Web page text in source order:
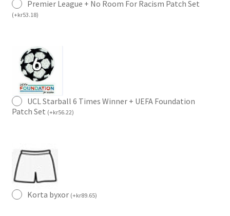
Premier League + No Room For Racism Patch Set
(+kr53.18)
UCL Starball 6 Times Winner + UEFA Foundation
Patch Set (+kr56.22)
Korta byxor (+kr89.65)